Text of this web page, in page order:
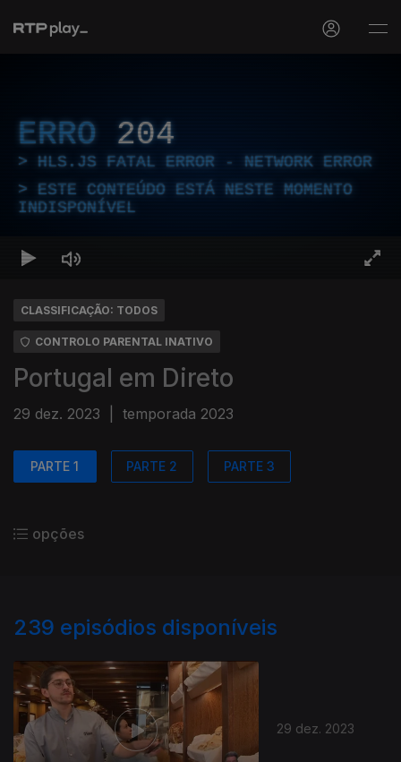
ERRO 204
HLS.JS FATAL ERROR - NETWORK ERROR
ESTE CONTEÚDO ESTÁ NESTE MOMENTO
INDISPONÍVEL
CLASSIFICAÇÃO: TODOS
CONTROLO PARENTAL INATIVO
Portugal em Direto
29 dez. 2023 temporada 2023
PARTE 1 PARTE 2 PARTE 3
opções
239 episódios disponíveis
29 dez. 2023